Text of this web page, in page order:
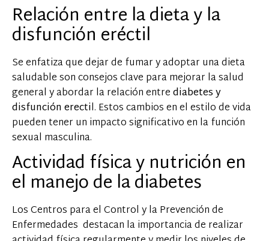
Relación entre la dieta y la
disfunción eréctil
Se enfatiza que dejar de fumar y adoptar una dieta
saludable son consejos clave para mejorar la salud
general y abordar la relación entrediabetes y
disfunción erectil. Estos cambios en el estilo de vida
pueden tener un impacto significativo en la función
sexual masculina.
Actividad física y nutrición en
el manejo de la diabetes
Los Centros para el Control y la Prevención de
Enfermedades destacan la importancia de realizar